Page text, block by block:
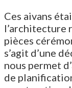
Ces aivans
l’architecture
pièces
s’agit d’une
nous permet
de